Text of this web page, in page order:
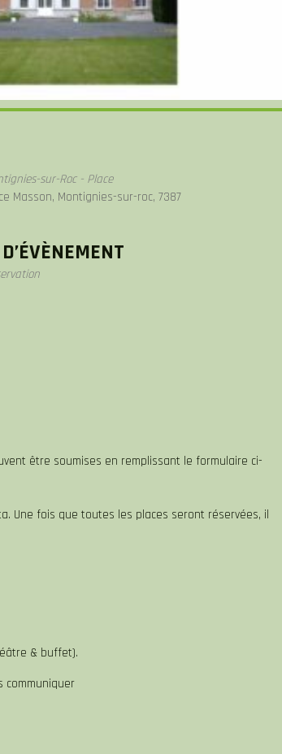
sur-Roc - Place
Masson, Montignies-sur-roc, 7387
être soumises en remplissant le formulaire ci-
Une fois que toutes les places seront réservées, il
& buffet).
communiquer